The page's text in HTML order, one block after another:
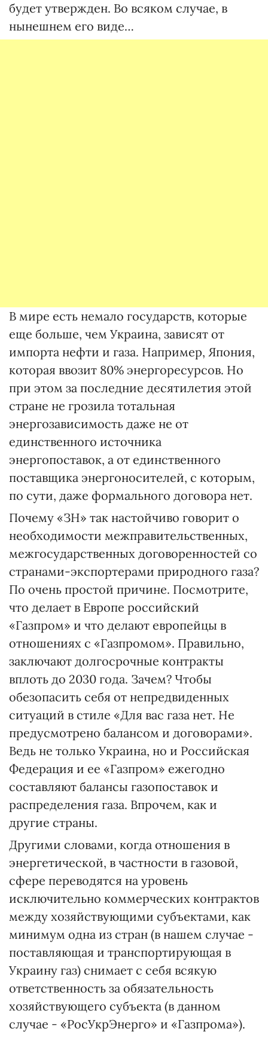
будет утвержден. Во всяком случае, в
нынешнем его виде…
В мире есть немало государств, которые
еще больше, чем Украина, зависят от
импорта нефти и газа. Например, Япония,
которая ввозит 80% энергоресурсов. Но
при этом за последние десятилетия этой
стране не грозила тотальная
энергозависимость даже не от
единственного источника
энергопоставок, а от единственного
поставщика энергоносителей, с которым,
по сути, даже формального договора нет.
Почему «ЗН» так настойчиво говорит о
необходимости межправительственных,
межгосударственных договоренностей со
странами-экспортерами природного газа?
По очень простой причине. Посмотрите,
что делает в Европе российский
«Газпром» и что делают европейцы в
отношениях с «Газпромом». Правильно,
заключают долгосрочные контракты
вплоть до 2030 года. Зачем? Чтобы
обезопасить себя от непредвиденных
ситуаций в стиле «Для вас газа нет. Не
предусмотрено балансом и договорами».
Ведь не только Украина, но и Российская
Федерация и ее «Газпром» ежегодно
составляют балансы газопоставок и
распределения газа. Впрочем, как и
другие страны.
Другими словами, когда отношения в
энергетической, в частности в газовой,
сфере переводятся на уровень
исключительно коммерческих контрактов
между хозяйствующими субъектами, как
минимум одна из стран (в нашем случае -
поставляющая и транспортирующая в
Украину газ) снимает с себя всякую
ответственность за обязательность
хозяйствующего субъекта (в данном
случае - «РосУкрЭнерго» и «Газпрома»).